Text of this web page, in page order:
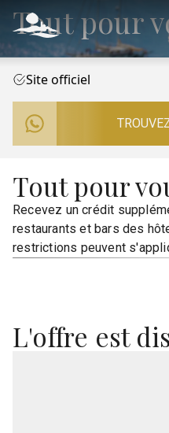
Tout pour
Site officiel
Tout pour
Recevez un crédit
restaurants et bars des
restrictions peuvent
L'offre est